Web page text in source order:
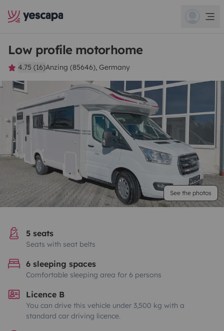
Low profile motorhome
4.75 (16)Anzing (85646), Germany
See the photos
5 seats
Seats with seat belts
6 sleeping spaces
Comfortable sleeping area for 6 persons
Licence B
You can drive this vehicle under 3,500 kg with a
standard car driving licence.